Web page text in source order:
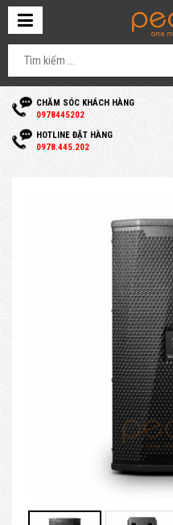
CHĂM SÓC KHÁCH HÀNG
0978445202
HOTLINE ĐẶT HÀNG
0978.445.202